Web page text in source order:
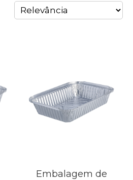
Embalagem de